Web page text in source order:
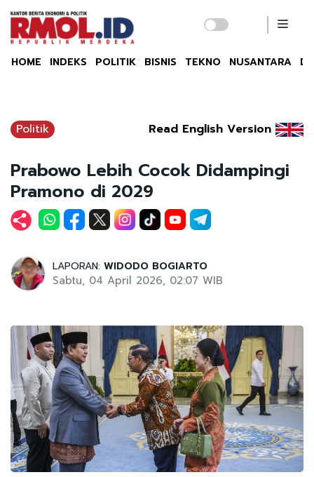
HOME INDEKS POLITIK BISNIS TEKNO NUSANTARA
Politik Read English Version
Prabowo Lebih Cocok Didampingi
Pramono di 2029
LAPORAN: WIDODO BOGIARTO
Sabtu, 04 April 2026, 02:07 WIB